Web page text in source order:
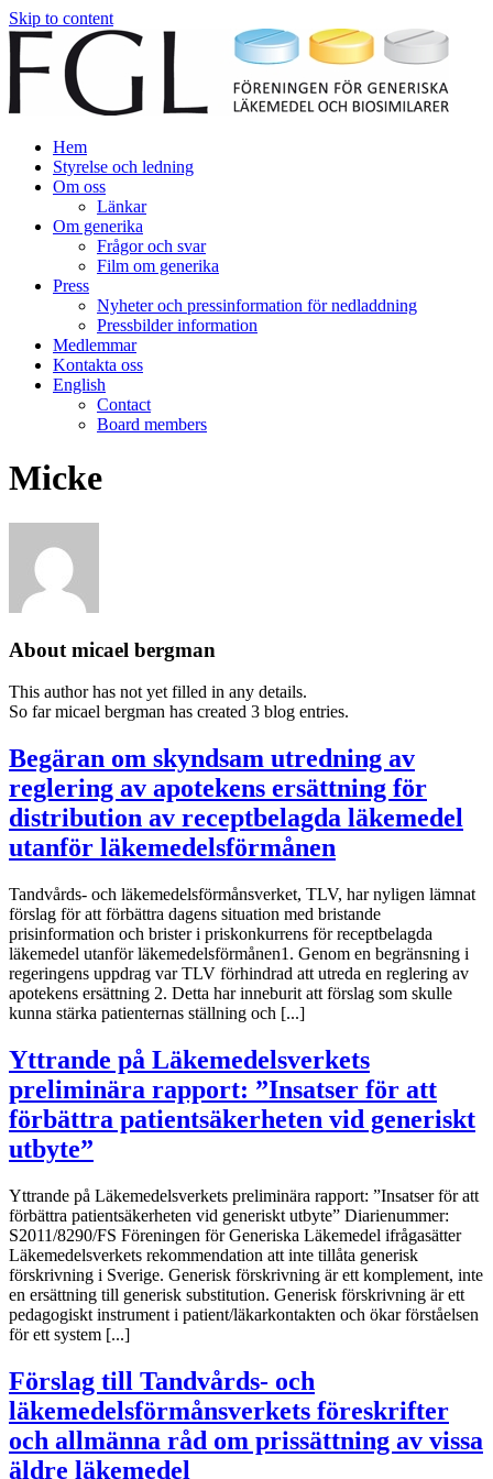
Skip to content
Hem
Styrelse och ledning
Om oss
Länkar
Om generika
Frågor och svar
Film om generika
Press
Nyheter och pressinformation för nedladdning
Pressbilder information
Medlemmar
Kontakta oss
English
Contact
Board members
Micke
About micael bergman
This author has not yet filled in any details.
So far micael bergman has created 3 blog entries.
Begäran om skyndsam utredning av
reglering av apotekens ersättning för
distribution av receptbelagda läkemedel
utanför läkemedelsförmånen
Tandvårds- och läkemedelsförmånsverket, TLV, har nyligen lämnat
förslag för att förbättra dagens situation med bristande
prisinformation och brister i priskonkurrens för receptbelagda
läkemedel utanför läkemedelsförmånen1. Genom en begränsning i
regeringens uppdrag var TLV förhindrad att utreda en reglering av
apotekens ersättning 2. Detta har inneburit att förslag som skulle
kunna stärka patienternas ställning och [...]
Yttrande på Läkemedelsverkets
preliminära rapport: ”Insatser för att
förbättra patientsäkerheten vid generiskt
utbyte”
Yttrande på Läkemedelsverkets preliminära rapport: ”Insatser för att
förbättra patientsäkerheten vid generiskt utbyte” Diarienummer:
S2011/8290/FS Föreningen för Generiska Läkemedel ifrågasätter
Läkemedelsverkets rekommendation att inte tillåta generisk
förskrivning i Sverige. Generisk förskrivning är ett komplement, inte
en ersättning till generisk substitution. Generisk förskrivning är ett
pedagogiskt instrument i patient/läkarkontakten och ökar förståelsen
för ett system [...]
Förslag till Tandvårds- och
läkemedelsförmånsverkets föreskrifter
och allmänna råd om prissättning av vissa
äldre läkemedel